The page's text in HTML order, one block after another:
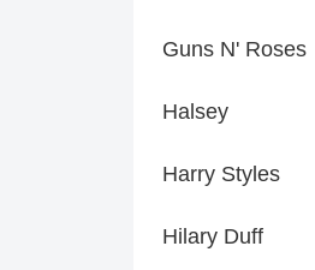
Guns N' Roses
Halsey
Harry Styles
Hilary Duff